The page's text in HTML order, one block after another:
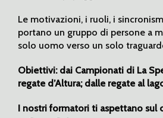
Le motivazioni, i ruoli, i
portano un gruppo di persone a
solo uomo verso un solo
Obiettivi: dai Campionati di La
regate d’Altura; dalle regate al
I nostri formatori ti aspettano sul